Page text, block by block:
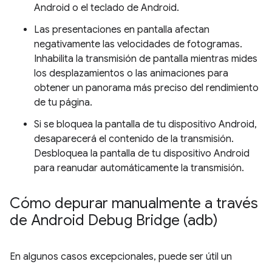
Android o el teclado de Android.
Las presentaciones en pantalla afectan
negativamente las velocidades de fotogramas.
Inhabilita la transmisión de pantalla mientras mides
los desplazamientos o las animaciones para
obtener un panorama más preciso del rendimiento
de tu página.
Si se bloquea la pantalla de tu dispositivo Android,
desaparecerá el contenido de la transmisión.
Desbloquea la pantalla de tu dispositivo Android
para reanudar automáticamente la transmisión.
Cómo depurar manualmente a través
de Android Debug Bridge (adb)
En algunos casos excepcionales, puede ser útil un